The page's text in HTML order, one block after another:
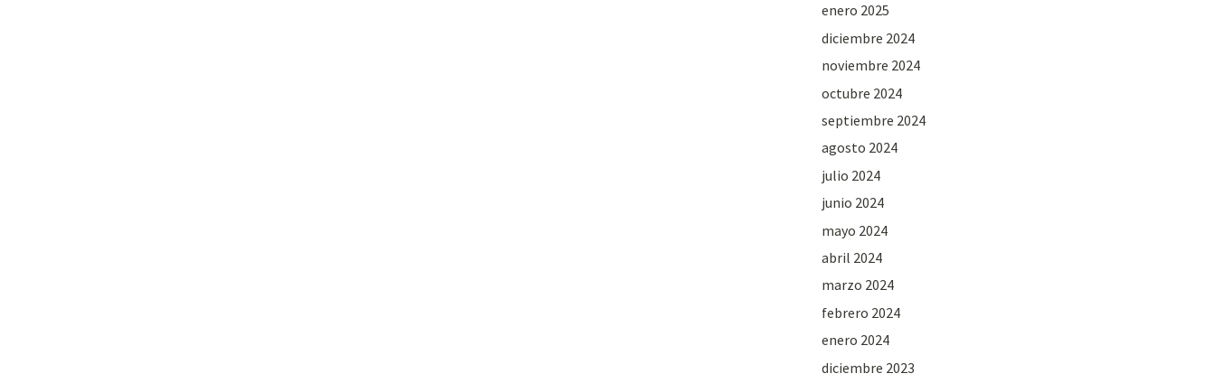
enero 2025
diciembre 2024
noviembre 2024
octubre 2024
septiembre 2024
agosto 2024
julio 2024
junio 2024
mayo 2024
abril 2024
marzo 2024
febrero 2024
enero 2024
diciembre 2023